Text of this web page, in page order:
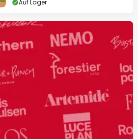
Auf Lager